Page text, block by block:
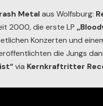
Metalaus Wolfsburg:
2000, die erste LP
Konzerten und
die Jungs
via Kernkraftritter